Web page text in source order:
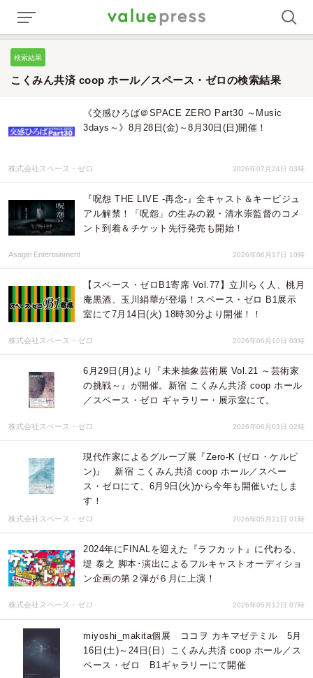
検索結果
こくみん共済 coop ホール／スペース・ゼロの検索結果
《交感ひろば＠SPACE ZERO Part30 ～Music
3days～》8月28日(金)～8月30日(日)開催！
株式会社スペース・ゼロ 2026年07月24日 03時
『呪怨 THE LIVE -再念-』全キャスト＆キービジュ
アル解禁！「呪怨」の生みの親・清水崇監督のコメ
ント到着＆チケット先行発売も開始！
Asagiri Entertainment 2026年06月17日 10時
【スペース・ゼロB1寄席 Vol.77】立川らく人、桃月
庵黒酒、玉川絹華が登場！スペース・ゼロ B1展示
室にて7月14日(火) 18時30分より開催！！
株式会社スペース・ゼロ 2026年06月10日 03時
6月29日(月)より『未来抽象芸術展 Vol.21 ～芸術家
の挑戦～』が開催。新宿 こくみん共済 coop ホール
／スペース・ゼロ ギャラリー・展示室にて。
株式会社スペース・ゼロ 2026年06月03日 02時
現代作家によるグループ展『Zero-K (ゼロ・ケルビ
ン)』 新宿 こくみん共済 coop ホール／スペー
ス・ゼロにて、6月9日(火)から今年も開催いたしま
す！
株式会社スペース・ゼロ 2026年05月21日 01時
2024年にFINALを迎えた『ラフカット』に代わる、
堤 泰之 脚本･演出によるフルキャストオーディショ
ン企画の第２弾が６月に上演！
株式会社スペース・ゼロ 2026年05月12日 07時
miyoshi_makita個展 ココヲ カキマゼテミル 5月
16日(土)～24日(日）こくみん共済 coop ホール／ス
ペース・ゼロ B1ギャラリーにて開催